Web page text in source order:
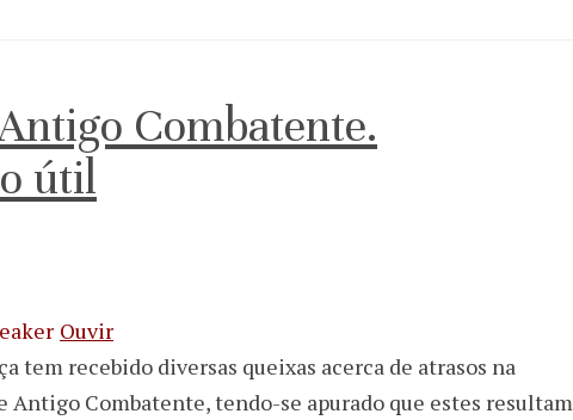
Combatente.
útil
Ouvir
tem recebido diversas queixas acerca de atrasos na
Antigo Combatente, tendo-se apurado que estes resultam